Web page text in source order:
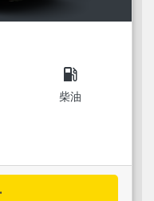
local_gas_station
柴油